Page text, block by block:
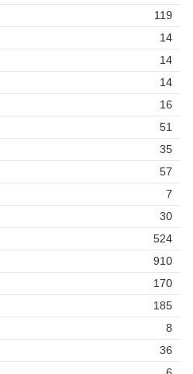
119
14
14
14
16
51
35
57
7
30
524
910
170
185
8
36